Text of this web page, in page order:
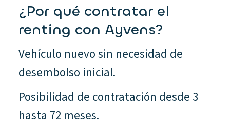
¿Por qué contratar el
renting con Ayvens?
Vehículo nuevo sin necesidad de
desembolso inicial.
Posibilidad de contratación desde 3
hasta 72 meses.